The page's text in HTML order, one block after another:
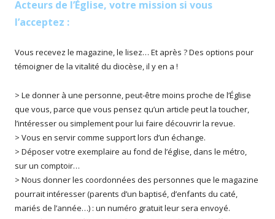
Acteurs de l’Église, votre mission si vous
l’acceptez :
Vous recevez le magazine, le lisez… Et après ? Des options pour
témoigner de la vitalité du diocèse, il y en a !
> Le donner à une personne, peut-être moins proche de l’Église
que vous, parce que vous pensez qu’un article peut la toucher,
l’intéresser ou simplement pour lui faire découvrir la revue.
> Vous en servir comme support lors d’un échange.
> Déposer votre exemplaire au fond de l’église, dans le métro,
sur un comptoir…
> Nous donner les coordonnées des personnes que le magazine
pourrait intéresser (parents d’un baptisé, d’enfants du caté,
mariés de l’année…) : un numéro gratuit leur sera envoyé.